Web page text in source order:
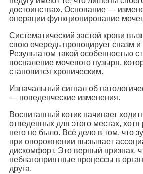
достоинства». Основание —
операции функционирование
Систематический застой крови
свою очередь провоцирует спазм и
Результатом такой особенностью
воспаление мочевого пузыря,
становится хроническим.
Изначальный сигнал об
— поведенческие изменения.
Воспитанный котик начинает
отведенных для этого местах,
него не было. Всё дело в том, что
при опорожнении вызывает
дискомфорт. Это верный признак,
неблагоприятные процессы в
друга.